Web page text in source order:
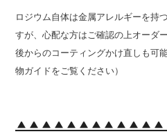
ロジウム自体は金属アレルギーを持
すが、心配な方はご確認の上オーダ
後からのコーティングかけ直しも可
物ガイドをご覧ください）